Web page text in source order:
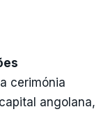
cerimónia
angolana,